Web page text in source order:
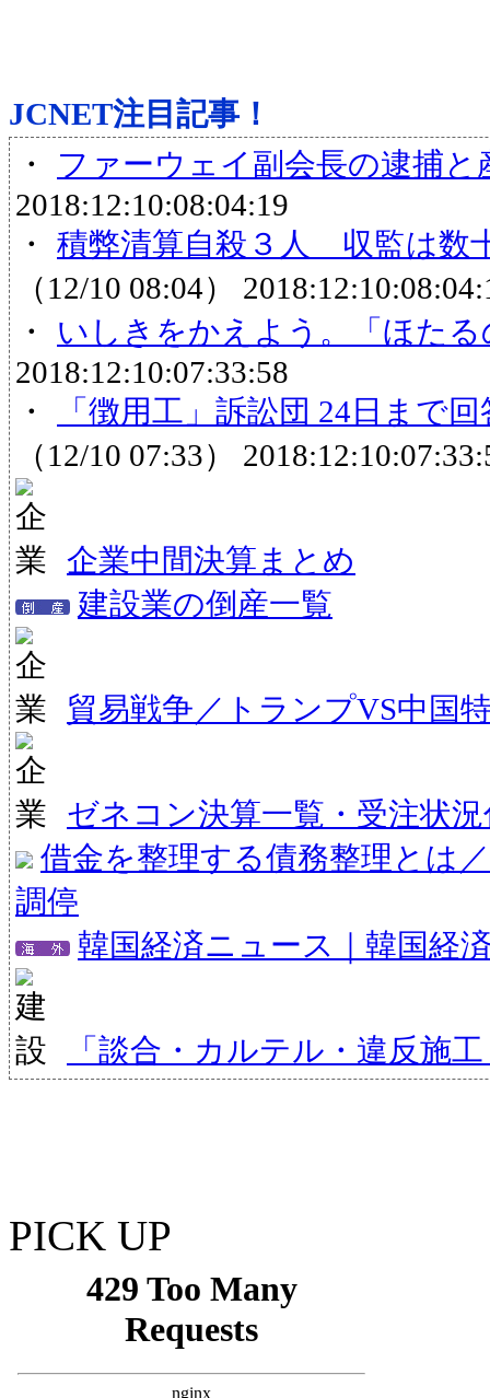
JCNET注目記事！
・
ファーウェイ副会長の逮捕と
2018:12:10:08:04:19
・ 積弊清算自殺３人 収監は数
（12/10 08:04）
・
いしきをかえよう。「ほた
2018:12:10:07:33:58
・
「徴用工」訴訟団 24日まで
（12/10 07:33）
企業中間決算まとめ
建設業の倒産一覧
貿易戦争／トランプVS中国
ゼネコン決算一覧・受注状況
借金を整理する債務整理とは
調停
韓国経済ニュース｜韓国経
「談合・カルテル・違反施
PICK UP